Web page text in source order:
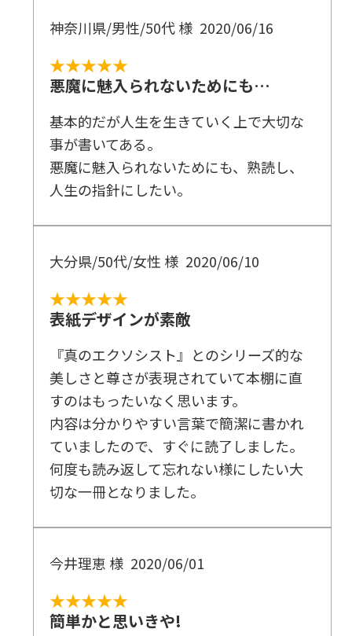
神奈川県/男性/50代 様 2020/06/16
★★★★★
悪魔に魅入られないためにも…
基本的だが人生を生きていく上で大切な
事が書いてある。
悪魔に魅入られないためにも、熟読し、
人生の指針にしたい。
大分県/50代/女性 様 2020/06/10
★★★★★
表紙デザインが素敵
『真のエクソシスト』とのシリーズ的な
美しさと尊さが表現されていて本棚に直
すのはもったいなく思います。
内容は分かりやすい言葉で簡潔に書かれ
ていましたので、すぐに読了しました。
何度も読み返して忘れない様にしたい大
切な一冊となりました。
今井理恵 様 2020/06/01
★★★★★
簡単かと思いきや!